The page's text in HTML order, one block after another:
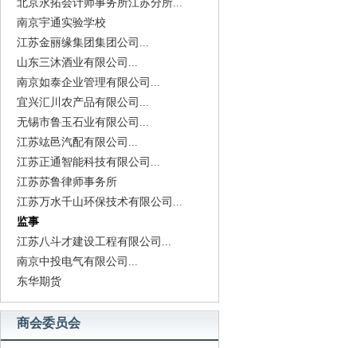
北京永拓会计师事务所江苏分所...
南京宇通实验学校
江苏金丽缘集团集团公司...
山东三沐酒业有限公司...
南京如泰企业管理有限公司...
宜兴汇川农产品有限公司...
无锡市鲁玉石业有限公司...
江苏竑邑汽配有限公司...
江苏正通智能科技有限公司...
江苏苏鲁律师事务所
江苏万水千山环保技术有限公司...
监事
江苏八斗才建设工程有限公司...
南京中投电气有限公司...
东华期货
商会委员会